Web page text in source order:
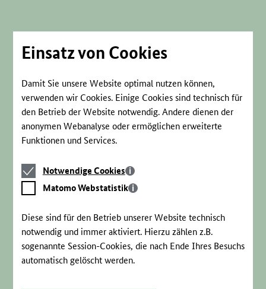
Einsatz von Cookies
Damit Sie unsere Website optimal nutzen können,
verwenden wir Cookies. Einige Cookies sind technisch für
den Betrieb der Website notwendig. Andere dienen der
anonymen Webanalyse oder ermöglichen erweiterte
Funktionen und Services.
Notwendige
Cookies
Notwendige Cookies
Matomo
Webstatistik
Matomo Webstatistik
Diese sind für den Betrieb unserer Website technisch
notwendig und immer aktiviert. Hierzu zählen z.B.
sogenannte Session-Cookies, die nach Ende Ihres Besuchs
automatisch gelöscht werden.